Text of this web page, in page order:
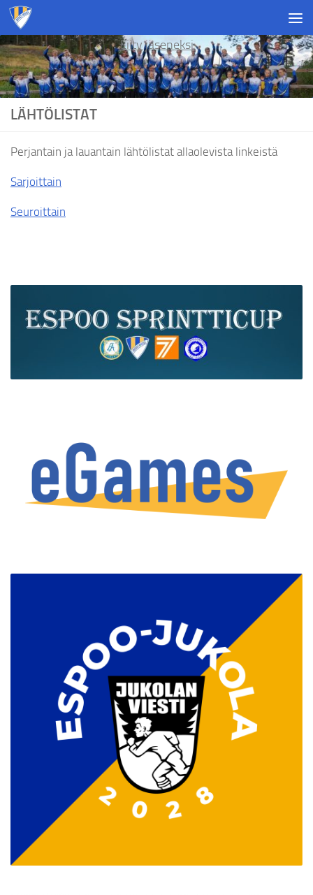
Skip to content
Liity jäseneksi
LÄHTÖLISTAT
Perjantain ja lauantain lähtölistat allaolevista linkeistä
Sarjoittain
Seuroittain